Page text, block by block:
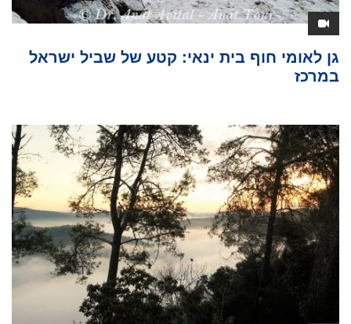
גן לאומי חוף בית ינאי: קטע של שביל ישראל
במרכז